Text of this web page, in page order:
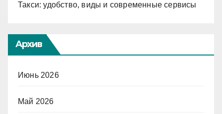
Такси: удобство, виды и современные сервисы
Архив
Июнь 2026
Май 2026